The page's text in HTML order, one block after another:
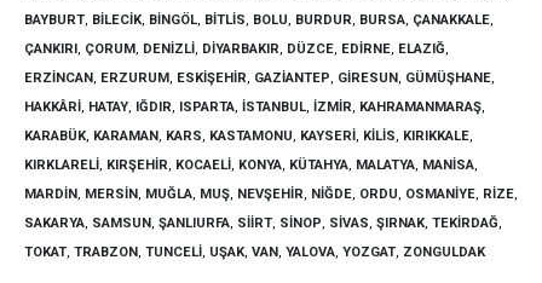
BAYBURT, BILECIK, BINGÖL, BITLIS, BOLU, BURDUR, BURSA, ÇANAKKALE,
ÇANKIRI, ÇORUM, DENIZLI, DIYARBAKIR, DÜZCE, EDIRNE, ELAZIĞ,
ERZINCAN, ERZURUM, ESKIŞEHIR, GAZIANTEP, GIRESUN, GÜMÜŞHANE,
HAKKÂRI, HATAY, IĞDIR, ISPARTA, İSTANBUL, İZMIR, KAHRAMANMARAŞ,
KARABÜK, KARAMAN, KARS, KASTAMONU, KAYSERI, KILIS, KIRIKKALE,
KIRKLARELI, KIRŞEHIR, KOCAELI, KONYA, KÜTAHYA, MALATYA, MANISA,
MARDIN, MERSIN, MUĞLA, MUŞ, NEVŞEHIR, NIĞDE, ORDU, OSMANIYE, RIZE,
SAKARYA, SAMSUN, ŞANLIURFA, SIIRT, SINOP, SIVAS, ŞIRNAK, TEKIRDAĞ,
TOKAT, TRABZON, TUNCELI, UŞAK, VAN, YALOVA, YOZGAT, ZONGULDAK